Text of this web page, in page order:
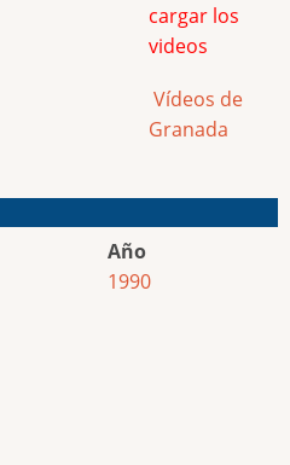
cargar los
videos
Vídeos de
Granada
Año
1990